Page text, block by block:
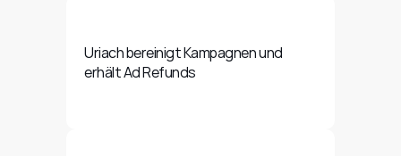
Uriach bereinigt Kampagnen und
erhält Ad Refunds